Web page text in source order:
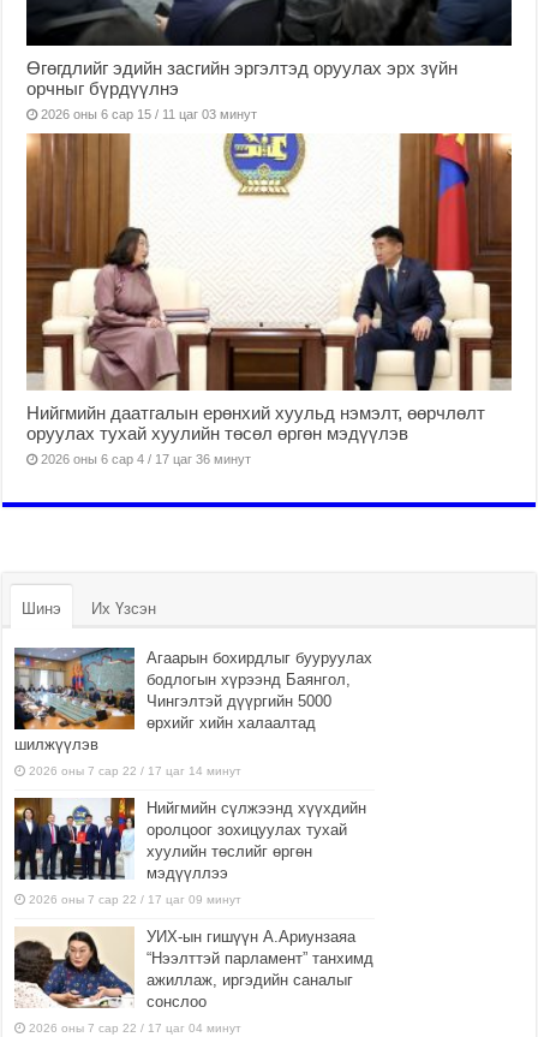
Өгөгдлийг эдийн засгийн эргэлтэд оруулах эрх зүйн
орчныг бүрдүүлнэ
2026 оны 6 сар 15 / 11 цаг 03 минут
Нийгмийн даатгалын ерөнхий хуульд нэмэлт, өөрчлөлт
оруулах тухай хуулийн төсөл өргөн мэдүүлэв
2026 оны 6 сар 4 / 17 цаг 36 минут
Шинэ Их Үзсэн
Агаарын бохирдлыг бууруулах
бодлогын хүрээнд Баянгол,
Чингэлтэй дүүргийн 5000
өрхийг хийн халаалтад
шилжүүлэв
2026 оны 7 сар 22 / 17 цаг 14 минут
Нийгмийн сүлжээнд хүүхдийн
оролцоог зохицуулах тухай
хуулийн төслийг өргөн
мэдүүллээ
2026 оны 7 сар 22 / 17 цаг 09 минут
УИХ-ын гишүүн А.Ариунзаяа
“Нээлттэй парламент” танхимд
ажиллаж, иргэдийн саналыг
сонслоо
2026 оны 7 сар 22 / 17 цаг 04 минут